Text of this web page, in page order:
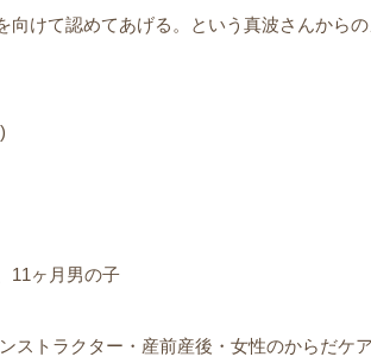
向けて認めてあげる。という真波さんから
11ヶ月男の子
ストラクター・産前産後・女性のからだケ